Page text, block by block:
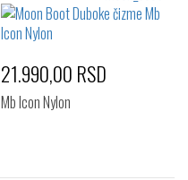
21.990,00 RSD
Mb Icon Nylon